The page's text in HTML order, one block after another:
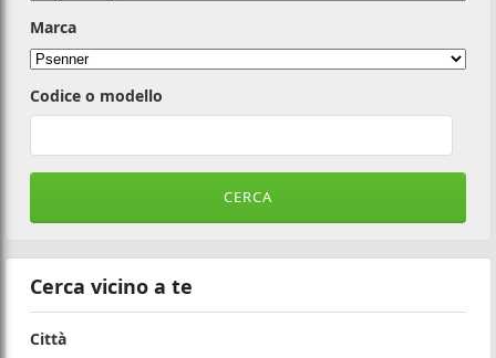
Marca
Codice o modello
Cerca vicino a te
Città